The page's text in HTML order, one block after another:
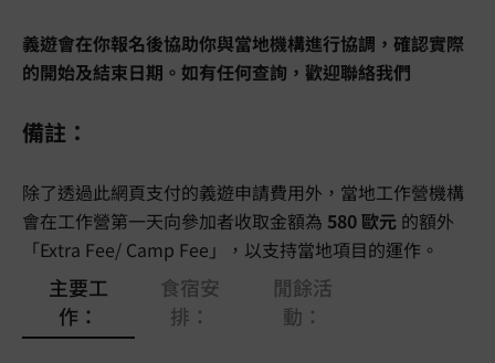
義遊會在你報名後協助你與當地機構進行協調，確認實際
的開始及結束日期。如有任何查詢，歡迎聯絡我們
備註：
除了透過此網頁支付的義遊申請費用外，當地工作營機構
會在工作營第一天向參加者收取金額為 580 歐元 的額外
「Extra Fee/ Camp Fee」，以支持當地項目的運作。
主要工
作：
食宿安
排：
閒餘活
動：